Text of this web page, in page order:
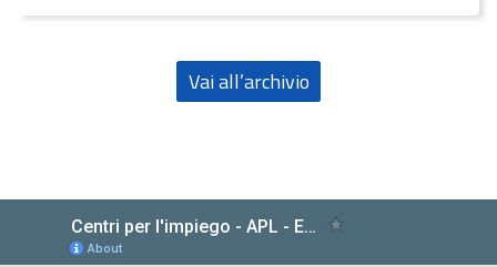
Vai all’archivio